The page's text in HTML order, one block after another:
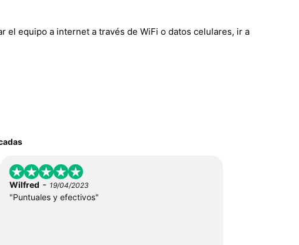
el equipo a internet a través de WiFi o datos celulares, ir a
Wilfred - 19/04/2023
"Puntuales y efectivos"